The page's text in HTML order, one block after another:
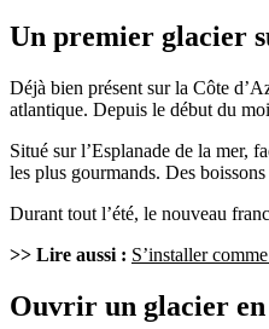
Un premier glacier
Déjà bien présent sur la Côte
atlantique. Depuis le début du
Situé sur l’Esplanade de la mer,
les plus gourmands. Des
Durant tout l’été, le nouveau
>> Lire aussi : S’installer
Ouvrir un glacier en